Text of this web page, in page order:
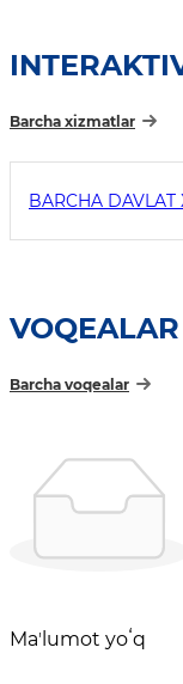
Barcha xizmatlar
BARCHA DAVLAT
Barcha voqealar
Maʼlumot yoʻq